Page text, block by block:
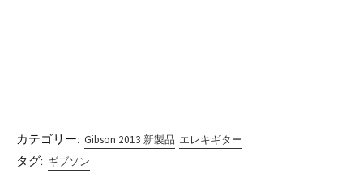
カテゴリー: Gibson 2013 新製品 エレキギター
タグ: ギブソン